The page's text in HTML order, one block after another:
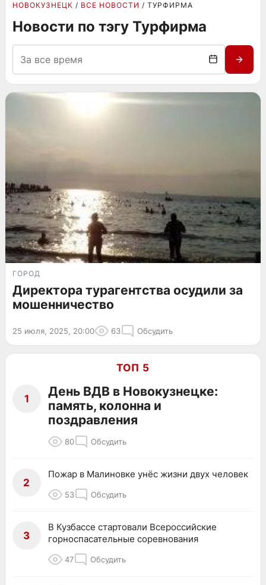
НОВОКУЗНЕЦК ВСЕ НОВОСТИ ТУРФИРМА
Новости по тэгу Турфирма
ГОРОД
Директора турагентства осудили за
мошенничество
25 июля, 2025, 20:00 63 Обсудить
ТОП 5
1
День ВДВ в Новокузнецке:
память, колонна и
поздравления
80 Обсудить
2
Пожар в Малиновке унёс жизни двух человек
53 Обсудить
3
В Кузбассе стартовали Всероссийские
горноспасательные соревнования
47 Обсудить